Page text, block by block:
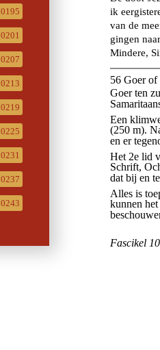
0195
0201
0207
0213
0219
0225
0231
0237
0243